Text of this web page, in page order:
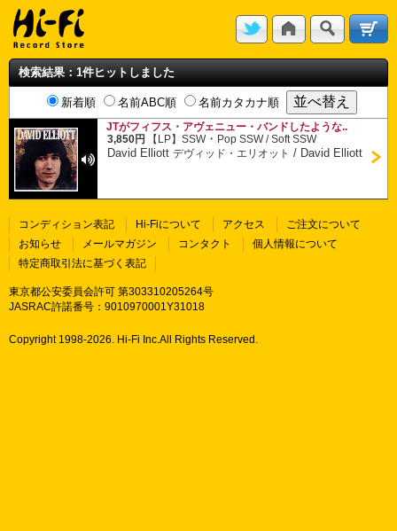
検索結果：1件ヒットしました
新着順 名前ABC順 名前カタカナ順
JTがフィフス・アヴェニュー・バンドしたような..
3,850円
【LP】SSW・ Pop SSW / Soft SSW
David Elliottデヴィッド・エリオット / David Elliott
コンディション表記 Hi-Fiについて アクセス
ご注文について
お知らせ
メールマガジン コンタクト
個人情報について
特定商取引法に基づく表記
東京都公安委員会許可 第303310205264号
JASRAC許諾番号：9010970001Y31018
Copyright 1998-2026. Hi-Fi Inc.All Rights Reserved.